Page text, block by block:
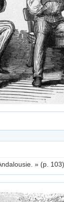
» (p. 103)